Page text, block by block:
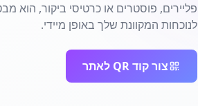
לנוכחות המקוונת שלך באופן מיידי.
צור קוד QR לאתר